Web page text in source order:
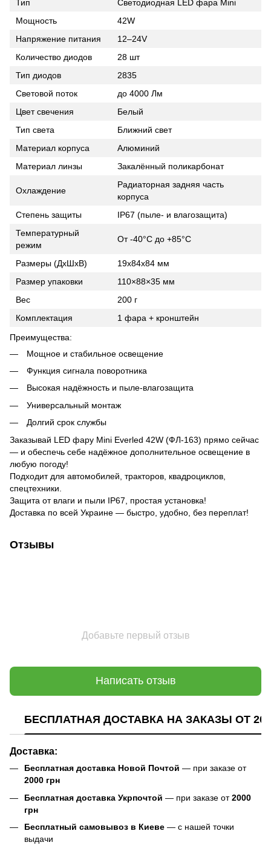
Тип
Светодиодная LED фара Mini
Мощность
42W
Напряжение питания
12–24V
Количество диодов
28 шт
Тип диодов
2835
Световой поток
до 4000 Лм
Цвет свечения
Белый
Тип света
Ближний свет
Материал корпуса
Алюминий
Материал линзы
Закалённый поликарбонат
Охлаждение
Радиаторная задняя часть
корпуса
Степень защиты
IP67 (пыле- и влагозащита)
Температурный
режим
От -40°C до +85°C
Размеры (ДхШхВ)
19х84х84 мм
Размер упаковки
110×88×35 мм
Вес
200 г
Комплектация
1 фара + кронштейн
Преимущества:
Мощное и стабильное освещение
Функция сигнала поворотника
Высокая надёжность и пыле-влагозащита
Универсальный монтаж
Долгий срок службы
Заказывай LED фару Mini Everled 42W (ФЛ-163) прямо сейчас
— и обеспечь себе надёжное дополнительное освещение в
любую погоду!
Подходит для автомобилей, тракторов, квадроциклов,
спецтехники.
Защита от влаги и пыли IP67, простая установка!
Доставка по всей Украине — быстро, удобно, без переплат!
Отзывы
Добавьте первый отзыв
Написать отзыв
БЕСПЛАТНАЯ ДОСТАВКА НА ЗАКАЗЫ ОТ
Доставка:
Бесплатная доставка Новой Почтой — при заказе от
2000 грн
Бесплатная доставка Укрпочтой — при заказе от2000
грн
Бесплатный самовывоз в Киеве — с нашей точки
выдачи